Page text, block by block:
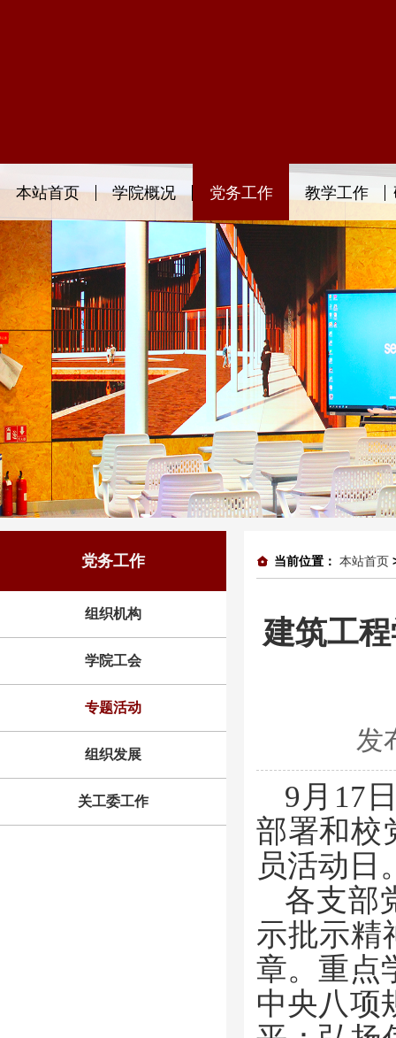
本站首页 学院概况 党务工作 教学工作
党务工作
组织机构
学院工会
专题活动
组织发展
关工委工作
当前位置： 本站首页
建筑工
发
9月17
部署和校
员活动日
各支部
示批示精
章。重点
中央八项